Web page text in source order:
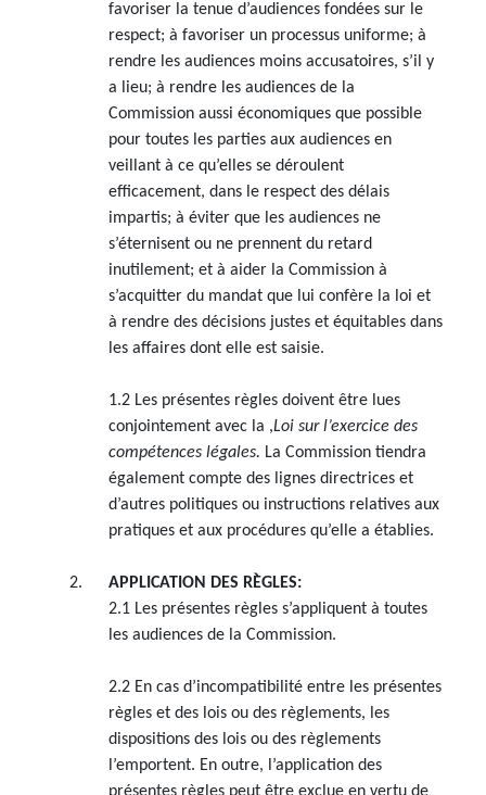
favoriser la tenue d’audiences fondées sur le
respect; à favoriser un processus uniforme; à
rendre les audiences moins accusatoires, s’il y
a lieu; à rendre les audiences de la
Commission aussi économiques que possible
pour toutes les parties aux audiences en
veillant à ce qu’elles se déroulent
efficacement, dans le respect des délais
impartis; à éviter que les audiences ne
s’éternisent ou ne prennent du retard
inutilement; et à aider la Commission à
s’acquitter du mandat que lui confère la loi et
à rendre des décisions justes et équitables dans
les affaires dont elle est saisie.
1.2 Les présentes règles doivent être lues
conjointement avec la ,Loi sur l’exercice des
compétences légales. La Commission tiendra
également compte des lignes directrices et
d’autres politiques ou instructions relatives aux
pratiques et aux procédures qu’elle a établies.
APPLICATION DES RÈGLES:
2.1 Les présentes règles s’appliquent à toutes
les audiences de la Commission.
2.2 En cas d’incompatibilité entre les présentes
règles et des lois ou des règlements, les
dispositions des lois ou des règlements
l’emportent. En outre, l’application des
présentes règles peut être exclue en vertu de